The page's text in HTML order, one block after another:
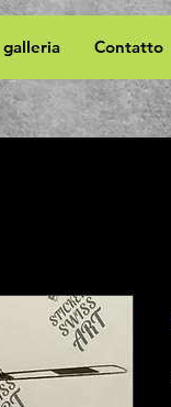
galleria Contatto